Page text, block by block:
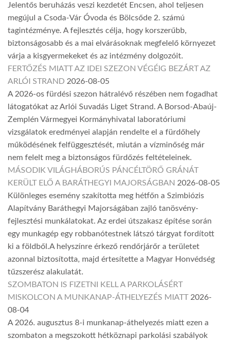
Jelentős beruházás veszi kezdetét Encsen, ahol teljesen
megújul a Csoda-Vár Óvoda és Bölcsőde 2. számú
tagintézménye. A fejlesztés célja, hogy korszerűbb,
biztonságosabb és a mai elvárásoknak megfelelő környezet
várja a kisgyermekeket és az intézmény dolgozóit.
FERTŐZÉS MIATT AZ IDEI SZEZON VÉGÉIG BEZÁRT AZ
ARLÓI STRAND 2026-08-05
A 2026-os fürdési szezon hátralévő részében nem fogadhat
látogatókat az Arlói Suvadás Liget Strand. A Borsod-Abaúj-
Zemplén Vármegyei Kormányhivatal laboratóriumi
vizsgálatok eredményei alapján rendelte el a fürdőhely
működésének felfüggesztését, miután a vízminőség már
nem felelt meg a biztonságos fürdőzés feltételeinek.
MÁSODIK VILÁGHÁBORÚS PÁNCÉLTÖRŐ GRÁNÁT
KERÜLT ELŐ A BARÁTHEGYI MAJORSÁGBAN 2026-08-05
Különleges esemény szakította meg hétfőn a Szimbiózis
Alapítvány Baráthegyi Majorságában zajló tanösvény-
fejlesztési munkálatokat. Az erdei útszakasz építése során
egy munkagép egy robbanótestnek látszó tárgyat fordított
ki a földből.A helyszínre érkező rendőrjárőr a területet
azonnal biztosította, majd értesítette a Magyar Honvédség
tűzszerész alakulatát.
SZOMBATON IS FIZETNI KELL A PARKOLÁSÉRT
MISKOLCON A MUNKANAP-ÁTHELYEZÉS MIATT 2026-
08-04
A 2026. augusztus 8-i munkanap-áthelyezés miatt ezen a
szombaton a megszokott hétköznapi parkolási szabályok